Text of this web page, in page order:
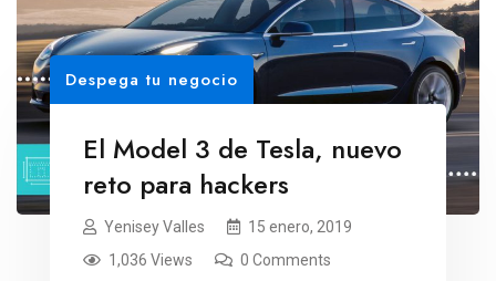
aplicación que toma tus medidas y […]
Despega tu negocio
El Model 3 de Tesla, nuevo
reto para hackers
Yenisey Valles
15 enero, 2019
1,036 Views
0 Comments